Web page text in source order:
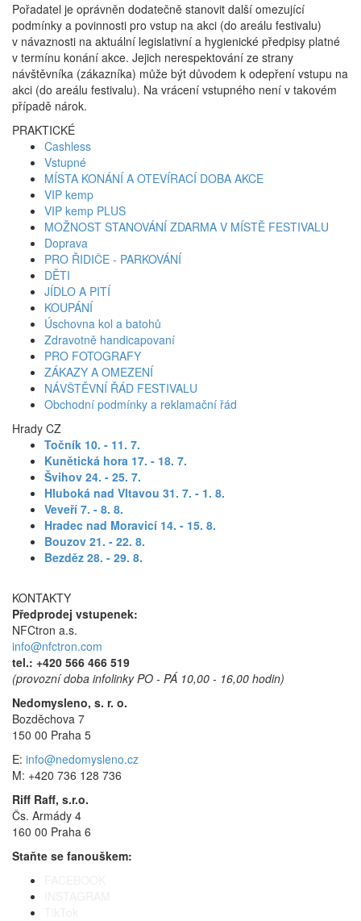
Pořadatel je oprávněn dodatečně stanovit další omezující
podmínky a povinnosti pro vstup na akci (do areálu festivalu)
v návaznosti na aktuální legislativní a hygienické předpisy platné
v termínu konání akce. Jejich nerespektování ze strany
návštěvníka (zákazníka) může být důvodem k odepření vstupu na
akci (do areálu festivalu). Na vrácení vstupného není v takovém
případě nárok.
PRAKTICKÉ
Cashless
Vstupné
MÍSTA KONÁNÍ A OTEVÍRACÍ DOBA AKCE
VIP kemp
VIP kemp PLUS
MOŽNOST STANOVÁNÍ ZDARMA V MÍSTĚ FESTIVALU
Doprava
PRO ŘIDIČE - PARKOVÁNÍ
DĚTI
JÍDLO A PITÍ
KOUPÁNÍ
Úschovna kol a batohů
Zdravotně handicapovaní
PRO FOTOGRAFY
ZÁKAZY A OMEZENÍ
NÁVŠTĚVNÍ ŘÁD FESTIVALU
Obchodní podmínky a reklamační řád
Hrady CZ
Točník 10. - 11. 7.
Kunětická hora 17. - 18. 7.
Švihov 24. - 25. 7.
Hluboká nad Vltavou 31. 7. - 1. 8.
Veveří 7. - 8. 8.
Hradec nad Moravicí 14. - 15. 8.
Bouzov 21. - 22. 8.
Bezděz 28. - 29. 8.
KONTAKTY
Předprodej vstupenek:
NFCtron a.s.
info@nfctron.com
tel.: +420 566 466 519
(provozní doba infolinky PO - PÁ 10,00 - 16,00 hodin)
Nedomysleno, s. r. o.
Bozděchova 7
150 00 Praha 5
E: info@nedomysleno.cz
M: +420 736 128 736
Riff Raff, s.r.o.
Čs. Armády 4
160 00 Praha 6
Staňte se fanouškem: